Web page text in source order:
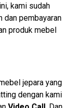
kami sudah
dan pembayaran
produk mebel
jepara yang
dengan kami